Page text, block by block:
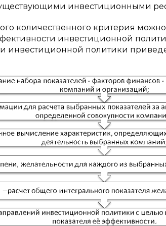
инвестиционными
количественного критерия
инвестиционной
инвестиционной политики